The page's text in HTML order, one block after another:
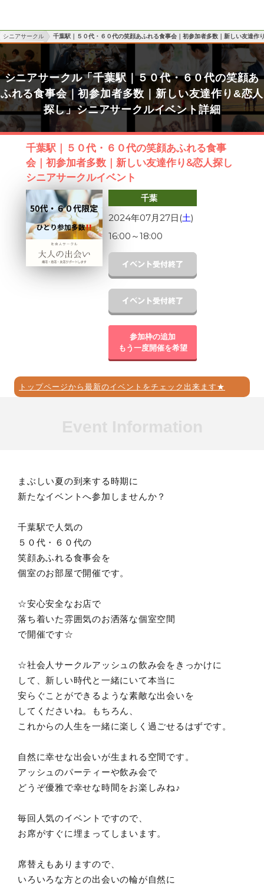
シニアサークル 千葉駅｜５０代・６０代の笑顔あふれる食事会｜初参加者多数｜新しい友達作
シニアサークル「千葉駅｜５０代・６０代の笑顔あ
ふれる食事会｜初参加者多数｜新しい友達作り&恋人
探し」シニアサークルイベント詳細
千葉駅｜５０代・６０代の笑顔あふれる食事
会｜初参加者多数｜新しい友達作り&恋人探し
シニアサークルイベント
千葉
2024年07月27日(土)
16:00 ～18:00
参加枠の追加
もう一度開催を希望
トップページから最新のイベントをチェック出来ます★
まぶしい夏の到来する時期に
新たなイベントへ参加しませんか？
千葉駅で人気の
５０代・６０代の
笑顔あふれる食事会を
個室のお部屋で開催です。
☆安心安全なお店で
落ち着いた雰囲気のお洒落な個室空間
で開催です☆
☆社会人サークルアッシュの飲み会をきっかけに
して、新しい時代と一緒にいて本当に
安らぐことができるような素敵な出会いを
してくださいね。もちろん、
これからの人生を一緒に楽しく過ごせるはずです。
自然に幸せな出会いが生まれる空間です。
アッシュのパーティーや飲み会で
どうぞ優雅で幸せな時間をお楽しみね♪
毎回人気のイベントですので、
お席がすぐに埋まってしまいます。
席替えもありますので、
いろいろな方との出会いの輪が自然に